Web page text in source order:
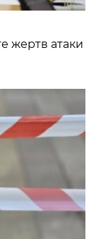
жертв атаки